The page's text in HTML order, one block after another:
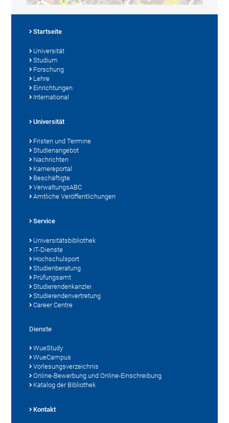
Startseite
Universität
Studium
Forschung
Lehre
Einrichtungen
International
Universität
Fristen und Termine
Studienangebot
Nachrichten
Karriereportal
Beschäftigte
VerwaltungsABC
Amtliche Veröffentlichungen
Service
Universitätsbibliothek
IT-Dienste
Hochschulsport
Studienberatung
Prüfungsamt
Studierendenkanzlei
Studierendenvertretung
Career Centre
Dienste
WueStudy
WueCampus
Vorlesungsverzeichnis
Online-Bewerbung und Online-Einschreibung
Katalog der Bibliothek
Kontakt